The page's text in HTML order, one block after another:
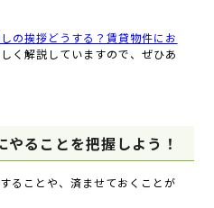
の挨拶どうする？賃貸物件にお
く解説していますので、ぜひあ
ることを把握しよう！
ることや、済ませておくことが